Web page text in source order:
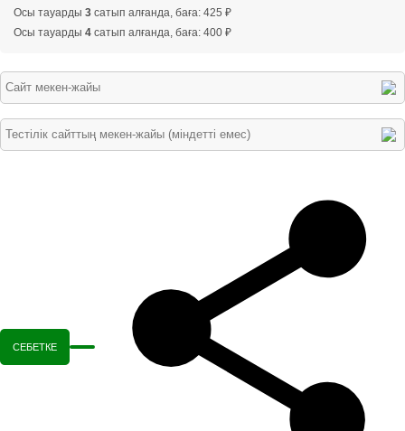
Осы тауарды 3 сатып алғанда, баға: 425 ₽
Осы тауарды 4 сатып алғанда, баға: 400 ₽
СЕБЕТКЕ